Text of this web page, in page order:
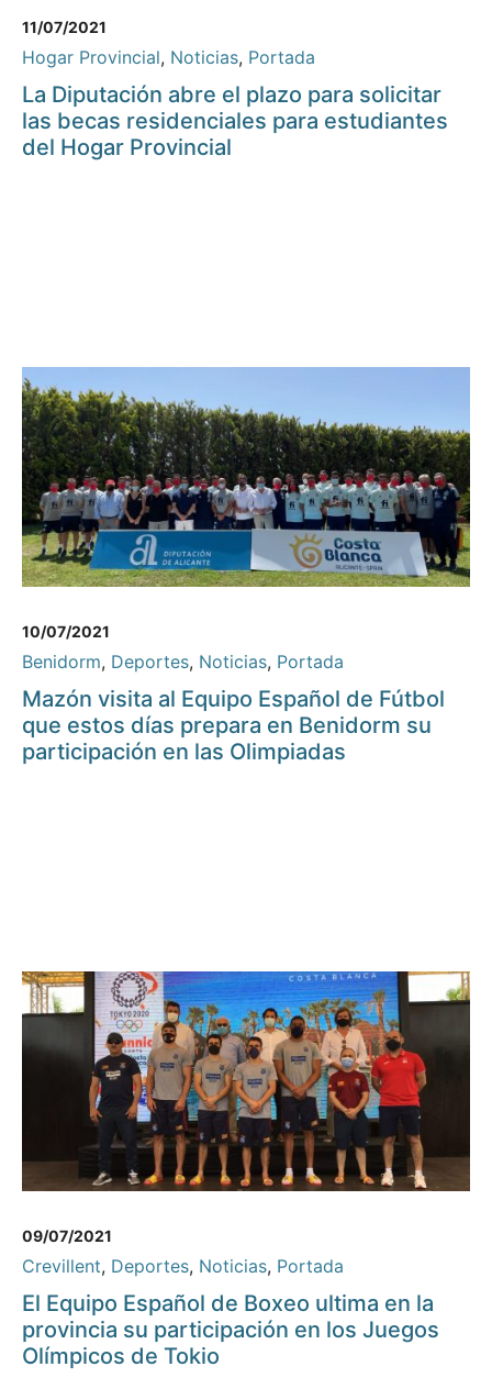
11/07/2021
Hogar Provincial, Noticias, Portada
La Diputación abre el plazo para solicitar
las becas residenciales para estudiantes
del Hogar Provincial
10/07/2021
Benidorm, Deportes, Noticias, Portada
Mazón visita al Equipo Español de Fútbol
que estos días prepara en Benidorm su
participación en las Olimpiadas
09/07/2021
Crevillent, Deportes, Noticias, Portada
El Equipo Español de Boxeo ultima en la
provincia su participación en los Juegos
Olímpicos de Tokio